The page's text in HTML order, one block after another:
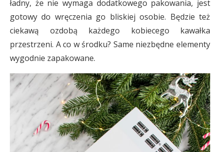
ładny, że nie wymaga dodatkowego pakowania, jest
gotowy do wręczenia go bliskiej osobie. Będzie też
ciekawą ozdobą każdego kobiecego kawałka
przestrzeni. A co w środku? Same niezbędne elementy
wygodnie zapakowane.